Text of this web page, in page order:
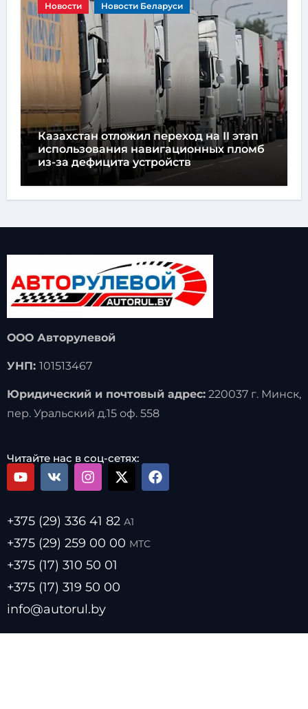
Новости Новости Беларуси
Казахстан отложил переход на II этап
использования навигационных пломб
из-за дефицита устройств
ООО Авторулевой
УНП: 101513467
Юридический и почтовый адрес:220037 г. Минск,
пер. Уральский д.15 оф. 558
Читайте нас в соц-сетях:
+375 (29) 336 41 82 А1
+375 (29) 259 00 00 МТС
+375 (17) 310 50 01
+375 (17) 319 50 00
info@autorul.by